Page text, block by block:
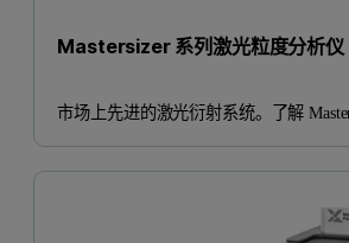
Mastersizer 系列激光粒度分析仪
市场上先进的激光衍射系统。了解